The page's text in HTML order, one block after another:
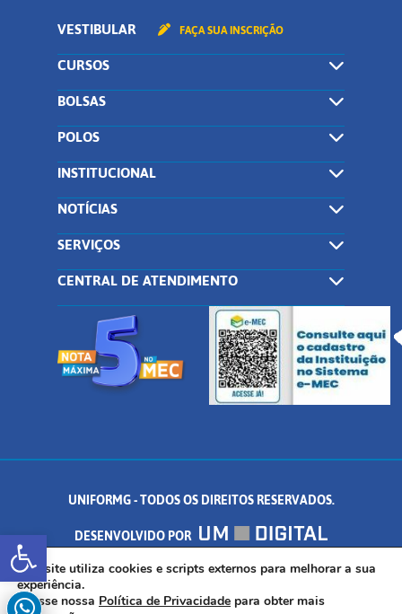
Abrir a barra de ferramentas
VESTIBULAR FAÇA SUA INSCRIÇÃO
CURSOS
BOLSAS
POLOS
INSTITUCIONAL
NOTÍCIAS
SERVIÇOS
CENTRAL DE ATENDIMENTO
UNIFORMG - TODOS OS DIREITOS RESERVADOS.
DESENVOLVIDO POR
AV. DR. ARNALDO DE SENNA, 328 - PALMEIRAS, FORMIGA/MG - CEP:
35.574.530
Este site utiliza cookies e scripts externos para melhorar a sua
experiência.
Acesse nossa Política de Privacidade para obter mais